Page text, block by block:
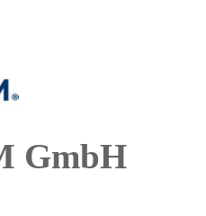
GmbH